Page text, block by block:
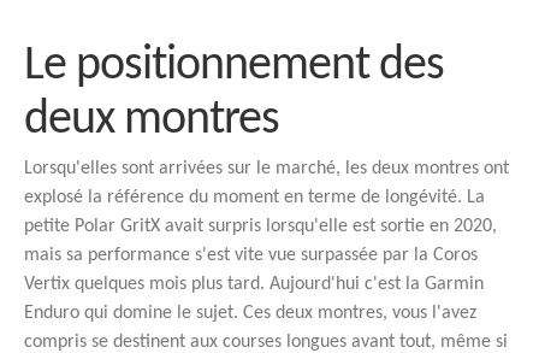
Le positionnement des
deux montres
Lorsqu'elles sont arrivées sur le marché, les deux montres ont
explosé la référence du moment en terme de longévité. La
petite Polar GritX avait surpris lorsqu'elle est sortie en 2020,
mais sa performance s'est vite vue surpassée par la Coros
Vertix quelques mois plus tard. Aujourd'hui c'est la Garmin
Enduro qui domine le sujet. Ces deux montres, vous l'avez
compris se destinent aux courses longues avant tout, même si